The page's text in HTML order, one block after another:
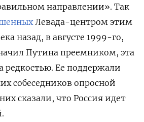
направлении». Так
Левада-центром этим
назад, в августе 1999-го,
Путина преемником, эта
редкостью. Ее поддержали
собеседников опросной
сказали, что Россия идет